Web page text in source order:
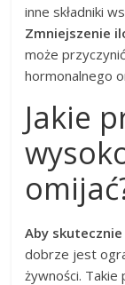
inne składniki
Zmniejszenie
może
hormonalnego
Jakie
Aby
dobrze jest
żywności.